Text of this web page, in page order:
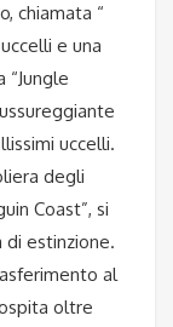
chiamata “
e una
uccelli.
degli
Coast”, si
di estinzione.
al
oltre